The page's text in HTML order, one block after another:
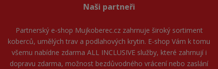
Naši partneři
Partnerský e-shop Mujkoberec.czzahrnuje široký sortiment
koberců, umělých trav a podlahových krytin. E-shop Vám k tomu
všemu nabídne zdarma ALL INCLUSIVE služby, které zahrnují i
dopravu zdarma, možnost bezdůvodného vrácení nebo zaslání